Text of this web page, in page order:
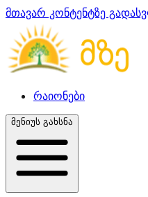
მთავარ კონტენტზე
რაიონები
მენიუს გახსნა